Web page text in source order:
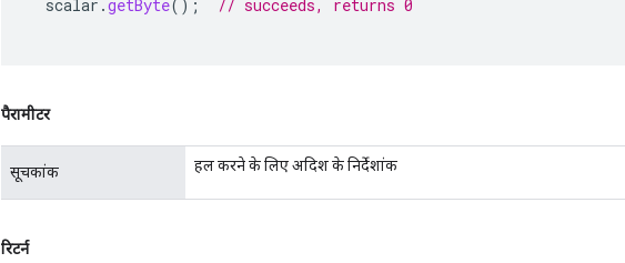
scalar .getByte(); // succeeds, returns 0
पैरामीटर
सूचकांक हल करने के लिए अदिश के निर्देशांक
रिटर्न